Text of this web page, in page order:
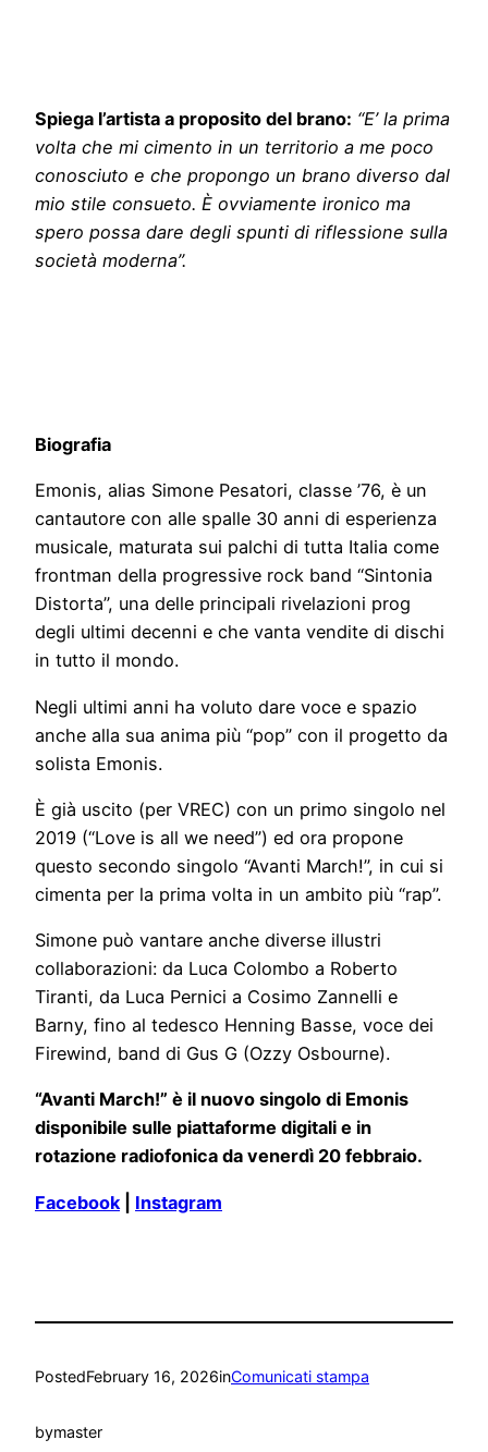
Spiega l’artista a proposito del brano: “E’ la prima
volta che mi cimento in un territorio a me poco
conosciuto e che propongo un brano diverso dal
mio stile consueto. È ovviamente ironico ma
spero possa dare degli spunti di riflessione sulla
società moderna”.
Biografia
Emonis, alias Simone Pesatori, classe ’76, è un
cantautore con alle spalle 30 anni di esperienza
musicale, maturata sui palchi di tutta Italia come
frontman della progressive rock band “Sintonia
Distorta”, una delle principali rivelazioni prog
degli ultimi decenni e che vanta vendite di dischi
in tutto il mondo.
Negli ultimi anni ha voluto dare voce e spazio
anche alla sua anima più “pop” con il progetto da
solista Emonis.
È già uscito (per VREC) con un primo singolo nel
2019 (“Love is all we need”) ed ora propone
questo secondo singolo “Avanti March!”, in cui si
cimenta per la prima volta in un ambito più “rap”.
Simone può vantare anche diverse illustri
collaborazioni: da Luca Colombo a Roberto
Tiranti, da Luca Pernici a Cosimo Zannelli e
Barny, fino al tedesco Henning Basse, voce dei
Firewind, band di Gus G (Ozzy Osbourne).
“Avanti March!” è il nuovo singolo di Emonis
disponibile sulle piattaforme digitali e in
rotazione radiofonica da venerdì 20 febbraio.
Facebook Instagram
PostedFebruary 16, 2026inComunicati stampa
bymaster